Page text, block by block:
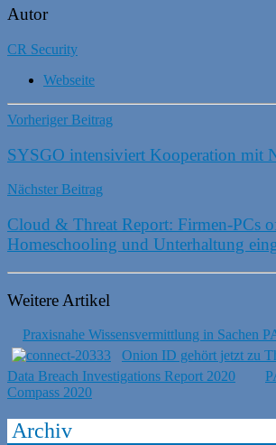
Autor
CR Security
Webseite
Vorheriger Beitrag
SYSGO intensiviert Kooperation mit
Nächster Beitrag
Cloud & Threat Report: Firmen-PCs
Homeschooling und Unterhaltung
Weitere Artikel
Praxisnahe Wissensvermittlung in Sachen
Onion ID gehört jetzt zu
Data Breach Investigations Report 2020
Compass 2020
Archiv